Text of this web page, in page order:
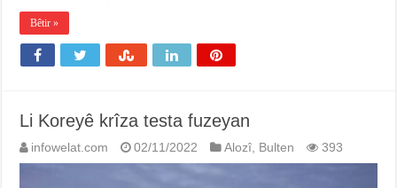
Bêtir »
Li Koreyê krîza testa fuzeyan
infowelat.com 02/11/2022 Alozî Bulten 393